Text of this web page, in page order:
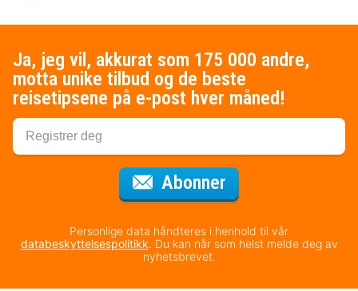
Ja, jeg vil, akkurat som 175 000 andre,
motta unike tilbud og de beste
reisetipsene på e-post hver måned!
Abonner
Personlige data håndteres i henhold til vår
databeskyttelsespolitikk. Du kan når som helst melde deg av
nyhetsbrevet.